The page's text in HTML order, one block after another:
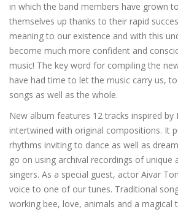
in which the band members have grown
themselves up thanks to their rapid
meaning to our existence and with this
become much more confident and
music! The key word for compiling the
have had time to let the music carry us,
songs as well as the whole.
New album features 12 tracks inspired by
intertwined with original compositions. It
rhythms inviting to dance as well as
go on using archival recordings of unique
singers. As a special guest, actor Aivar
voice to one of our tunes. Traditional
working bee, love, animals and a magical